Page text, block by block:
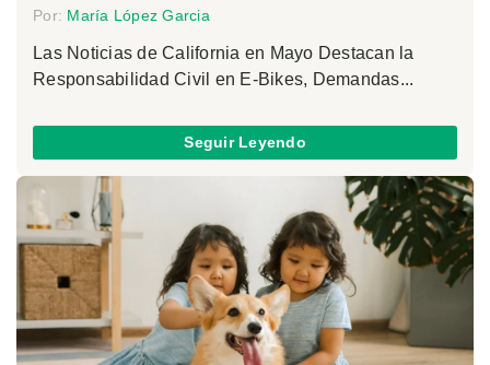
Por: María López Garcia
Las Noticias de California en Mayo Destacan la
Responsabilidad Civil en E-Bikes, Demandas...
Seguir Leyendo